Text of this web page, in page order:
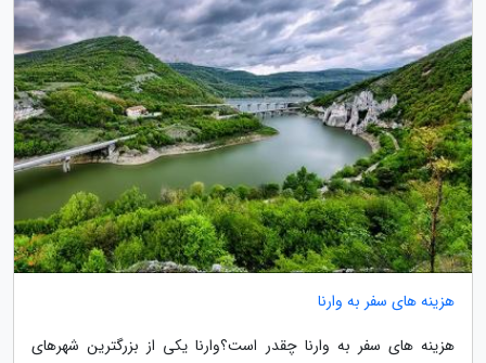
هزینه های سفر به وارنا
هزینه های سفر به وارنا چقدر است؟وارنا یکی از بزرگترین شهرهای